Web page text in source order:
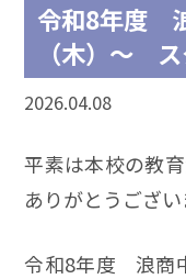
令和8年度
（木）～
2026.04.08
平素は本校の教
ありがとうござい
令和8年度 浪